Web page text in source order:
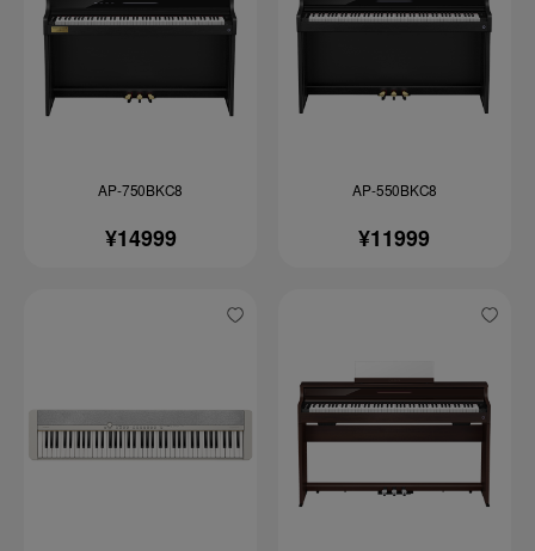
AP-750BKC8
¥14999
AP-550BKC8
¥11999